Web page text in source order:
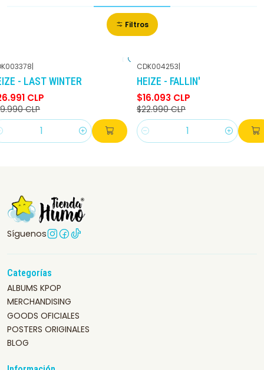
Filtros
DCTO
|
- LAST WINTER
CLP
CLP
-30% DCTO
CDK004253|
HEIZE - FALLIN'
$16.093 CLP
$22.990 CLP
Cantidad
Síguenos
Categorías
ALBUMS KPOP
MERCHANDISING
GOODS OFICIALES
POSTERS ORIGINALES
BLOG